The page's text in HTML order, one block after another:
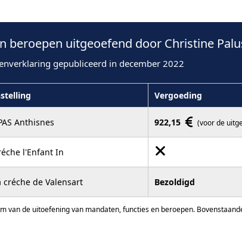
beroepen uitgeoefend door Christine
gepubliceerd in december 2022
Vergoeding
Anthisnes 922,15 (voor de
l'Enfant In
créche de Valensart Bezoldigd
van de uitoefening van mandaten, functies en beroepen.